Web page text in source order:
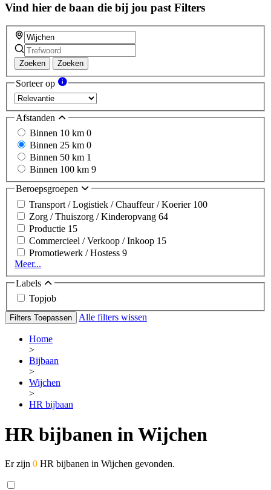
Vind hier de baan die bij jou past Filters
Zoeken Zoeken
Sorteer op
Afstanden
Binnen 10 km 0
Binnen 25 km 0
Binnen 50 km 1
Binnen 100 km 9
Beroepsgroepen
Transport / Logistiek / Chauffeur / Koerier 100
Zorg / Thuiszorg / Kinderopvang 64
Productie 15
Commercieel / Verkoop / Inkoop 15
Promotiewerk / Hostess 9
Meer...
Labels
Topjob
Filters Toepassen Alle filters wissen
Home
>
Bijbaan
>
Wijchen
>
HR bijbaan
HR bijbanen in Wijchen
Er zijn 0 HR bijbanen in Wijchen gevonden.